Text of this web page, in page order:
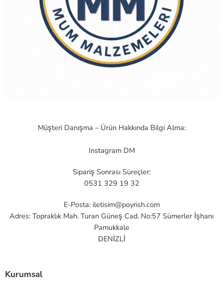
Müşteri Danışma – Ürün Hakkında Bilgi Alma:
Instagram DM
Sipariş Sonrası Süreçler:
0531 329 19 32
E-Posta: iletisim@poyrish.com
Adres: Topraklık Mah. Turan Güneş Cad. No:57 Sümerler İşhanı
Pamukkale
DENİZLİ
Kurumsal